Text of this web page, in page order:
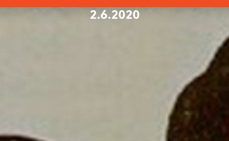
2.6.2020